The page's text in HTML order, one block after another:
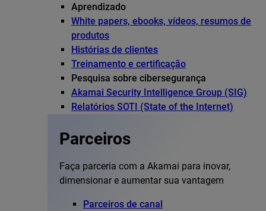
Aprendizado
White papers, ebooks, vídeos, resumos de
produtos
Histórias de clientes
Treinamento e certificação
Pesquisa sobre cibersegurança
Akamai Security Intelligence Group (SIG)
Relatórios SOTI (State of the Internet)
Parceiros
Faça parceria com a Akamai para inovar,
dimensionar e aumentar sua vantagem
Parceiros de canal